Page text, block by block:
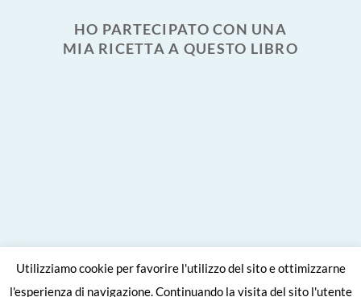
HO PARTECIPATO CON UNA
MIA RICETTA A QUESTO LIBRO
Utilizziamo cookie per favorire l'utilizzo del sito e ottimizzarne
l'esperienza di navigazione. Continuando la visita del sito l'utente